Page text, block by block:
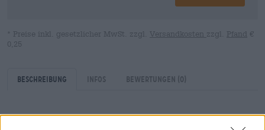
* Preise inkl. gesetzlicher MwSt. zzgl. Versandkosten zzgl. Pfand €
0,25
Beschreibung Infos Bewertungen (0)